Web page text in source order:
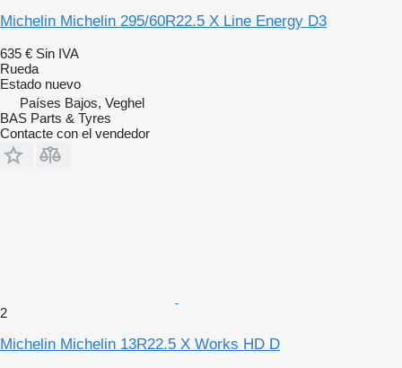
Michelin Michelin 295/60R22.5 X Line Energy D3
635 € Sin IVA
Rueda
Estado nuevo
Países Bajos, Veghel
BAS Parts & Tyres
Contacte con el vendedor
2
Michelin Michelin 13R22.5 X Works HD D